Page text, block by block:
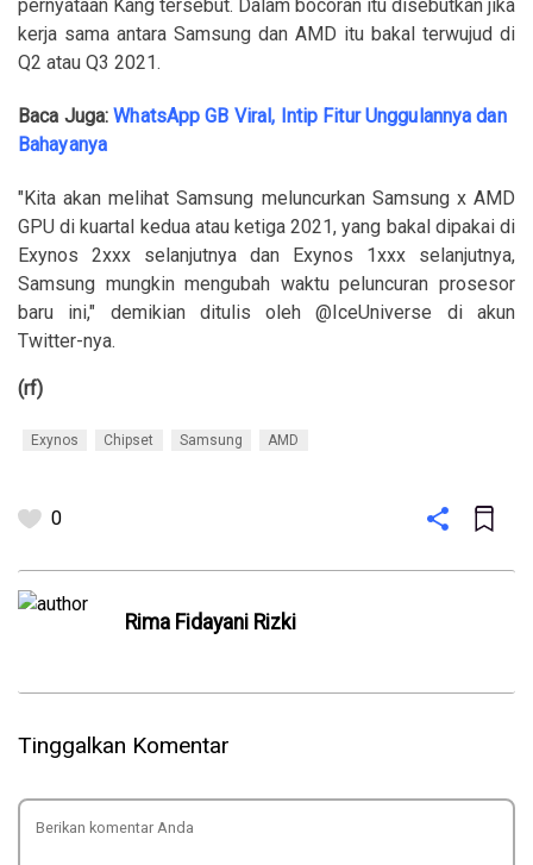
pernyataan Kang tersebut. Dalam bocoran itu disebutkan jika
kerja sama antara Samsung dan AMD itu bakal terwujud di
Q2 atau Q3 2021.
Baca Juga:WhatsApp GB Viral, Intip Fitur Unggulannya dan
Bahayanya
"Kita akan melihat Samsung meluncurkan Samsung x AMD
GPU di kuartal kedua atau ketiga 2021, yang bakal dipakai di
Exynos 2xxx selanjutnya dan Exynos 1xxx selanjutnya,
Samsung mungkin mengubah waktu peluncuran prosesor
baru ini," demikian ditulis oleh @IceUniverse di akun
Twitter-nya.
(rf)
Exynos Chipset Samsung AMD
0
Rima Fidayani Rizki
Tinggalkan Komentar